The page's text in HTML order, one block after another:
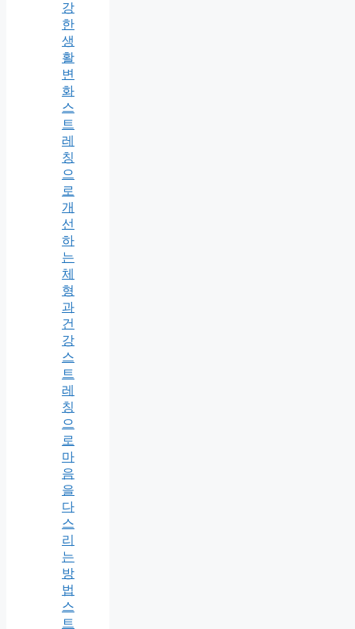
강
한
생
활
변
화
스
트
레
칭
으
로
개
선
하
는
체
형
과
건
강
스
트
레
칭
으
로
마
음
을
다
스
리
는
방
법
스
트